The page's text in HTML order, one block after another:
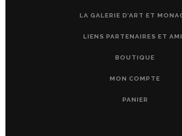
LA GALERIE D’ART ET
LIENS PARTENAIRES ET
BOUTIQUE
MON COMPTE
PANIER